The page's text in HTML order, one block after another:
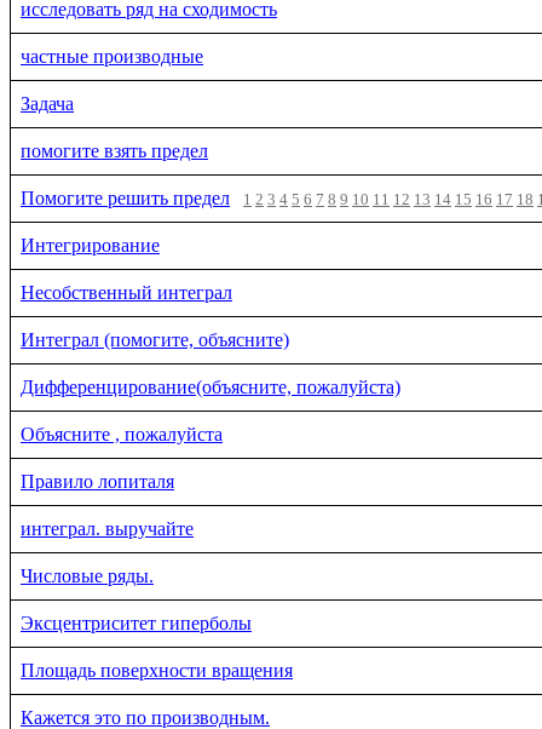
исследовать ряд на сходимость
частные производные
Задача
помогите взять предел
Помогите решить предел 1 2 3 4 5 6 7 8 9 10 11 12 13 14 15 16 17 18
Интегрирование
Несобственный интеграл
Интеграл (помогите, объясните)
Дифференцирование(объясните, пожалуйста)
Объясните , пожалуйста
Правило лопиталя
интеграл. выручайте
Числовые ряды.
Эксцентриситет гиперболы
Площадь поверхности вращения
Кажется это по производным.